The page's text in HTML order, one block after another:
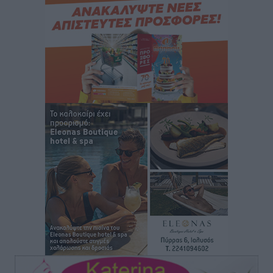
πριν 2 ώρες
Οικονομική ενίσχυση για συντήρηση στο κλειστό της
πριν 2 ώρες
Στάθης Αντωνάς: Ένα βήμα πριν από επαγγελματικό
συμβόλαιο πυγμαχίας με MTGP και BXGP για Ευρώπη
και Αυστραλία
πριν 2 ώρες
ΚΑΕ Κολοσσός: Τα… ευρωπαϊκά εισιτήρια διαρκείας
Αθλητικά πριν 2 ώρες
Ιπποκράτης: Ανανέωσε η Νίκη Καρτσαμάρη
Αθλητικά• πριν 2 ώρες